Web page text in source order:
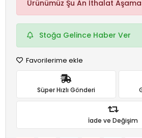
Ürünümüz Şu An İthalat
Stoğa Gelince Haber Ver
Favorilerime ekle
Süper Hızlı Gönderi
İade ve Değişim